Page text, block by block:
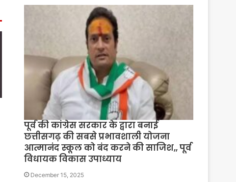
पूर्व की कांग्रेस सरकार के द्वारा बनाई
छत्तीसगढ़ की सबसे प्रभावशाली योजना
आत्मानंद स्कूल को बंद करने की साजिश,, पूर्व
विधायक विकास उपाध्याय
December 15, 2025